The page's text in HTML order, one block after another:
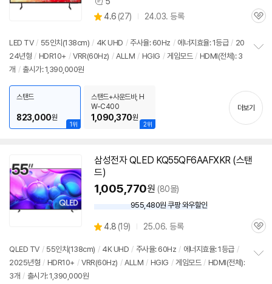
상
품
견
별
4.6 (상
리
뷰
27) 24.03. 등록
관
LED TV / 55인치 (138cm) / 4K UHD / 주사율: 60Hz / 에너지효율: 1등급 / 20
24년형 / HDR10+ / VRR(60Hz) / ALLM / HGIG / 게임모드 / HDMI(전체): 3
개 / 출시가: 1,390,000원
기
1위
스탠드
823,000원
2위
스탠드+사운드바, H
W-C400
1,090,370원
더보기
삼성전자 QLED KQ55QF6AAFXKR (스탠
드)
1,005,770원 (80몰)
할
가
955,480원 쿠팡 와우할인
별
점
4.8 (상
리
뷰
19) 25.06. 등록
관
QLED TV / 55인치 (138cm) / 4K UHD / 주사율: 60Hz / 에너지효율: 1등급 /
2025년형 / HDR10+ / VRR(60Hz) / ALLM / HGIG / 게임모드 / HDMI(전체):
3개 / 출시가: 1,390,000원
세부정보 열기/접기